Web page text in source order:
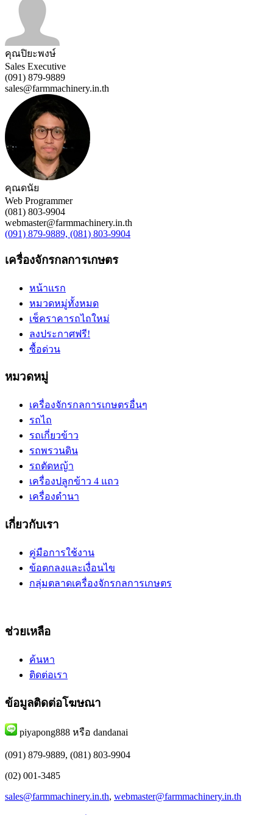
คุณปิยะพงษ์
Sales Executive
(091) 879-9889
sales@farmmachinery.in.th
คุณดนัย
Web Programmer
(081) 803-9904
webmaster@farmmachinery.in.th
(091) 879-9889, (081) 803-9904
เครื่องจักรกลการเกษตร
หน้าแรก
หมวดหมู่ทั้งหมด
เช็คราคารถไถใหม่
ลงประกาศฟรี!
ซื้อด่วน
หมวดหมู่
เครื่องจักรกลการเกษตรอื่นๆ
รถไถ
รถเกี่ยวข้าว
รถพรวนดิน
รถตัดหญ้า
เครื่องปลูกข้าว 4 แถว
เครื่องดำนา
เกี่ยวกับเรา
คู่มือการใช้งาน
ข้อตกลงและเงื่อนไข
กลุ่มตลาดเครื่องจักรกลการเกษตร
ช่วยเหลือ
ค้นหา
ติดต่อเรา
ข้อมูลติดต่อโฆษณา
piyapong888 หรือ dandanai
(091) 879-9889, (081) 803-9904
(02) 001-3485
sales@farmmachinery.in.th, webmaster@farmmachinery.in.th